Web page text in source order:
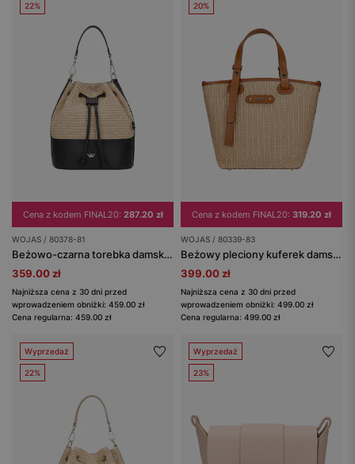
22%
Cena z kodem FINAL20: 287.20 zł
WOJAS / 80378-81
Beżowo-czarna torebka damska ze skóry licowej oraz rafii
359.00 zł
Najniższa cena z 30 dni przed
wprowadzeniem obniżki: 459.00 zł
Cena regularna: 459.00 zł
20%
Cena z kodem FINAL20: 319.20 zł
WOJAS / 80339-83
Beżowy pleciony kuferek damski ze skórzanymi wstawkami
399.00 zł
Najniższa cena z 30 dni przed
wprowadzeniem obniżki: 499.00 zł
Cena regularna: 499.00 zł
Wyprzedaż
22%
Wyprzedaż
23%